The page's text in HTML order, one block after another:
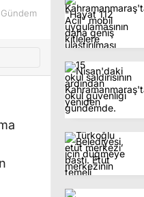
Gündem